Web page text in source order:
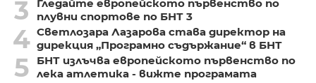
3
Гледайте европейското първенство по
плувни спортове по БНТ 3
4 Светлозара Лазарова става директор на
дирекция „Програмно съдържание“ в БНТ
5
БНТ излъчва европейското първенство по
лека атлетика - вижте програмата